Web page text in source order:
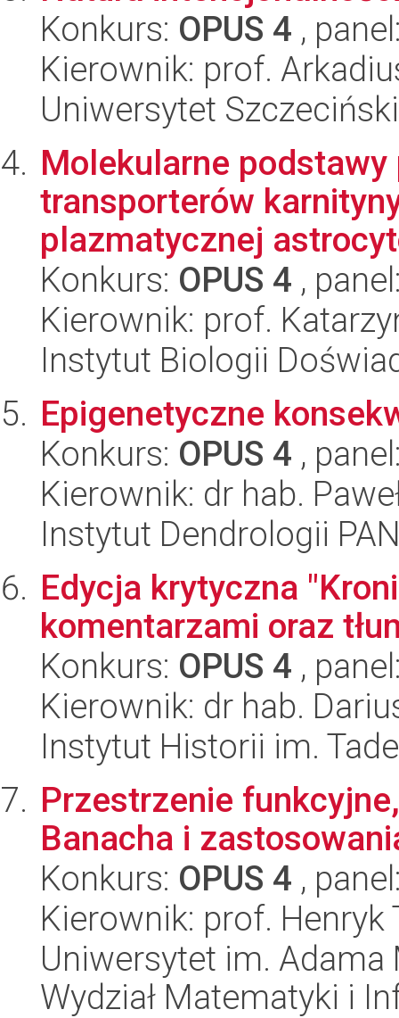
Konkurs: OPUS 4 ,
Kierownik: prof.
Uniwersytet
Molekularne
transporterów
plazmatycznej
Konkurs: OPUS 4 ,
Kierownik: prof.
Instytut Biologii
Epigenetyczne
Konkurs: OPUS 4 ,
Kierownik: dr hab.
Instytut Dendrologii
Edycja krytyczna
komentarzami oraz
Konkurs: OPUS 4 ,
Kierownik: dr hab.
Instytut Historii im.
Przestrzenie
Banacha i
Konkurs: OPUS 4 ,
Kierownik: prof. Henryk
Uniwersytet im.
Wydział Matematyki i